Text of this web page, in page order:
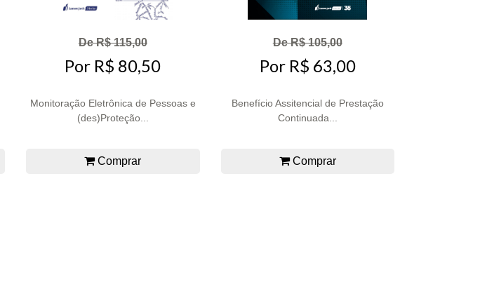
De R$ 115,00
Por R$ 80,50
Monitoração Eletrônica de Pessoas e
(des)Proteção...
Comprar
De R$ 105,00
Por R$ 63,00
Benefício Assitencial de Prestação
Continuada...
Comprar